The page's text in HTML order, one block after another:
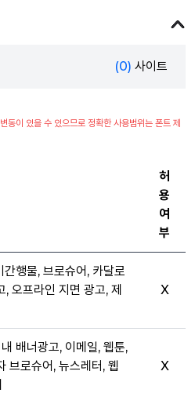
(0) 사이트
동이 있을 수 있으므로 정확한 사용범위는 폰트 제
허
용
여
부
행물, 브로슈어, 카달로
, 오프라인 지면 광고, 제
X
배너광고, 이메일, 웹툰,
브로슈어, 뉴스레터, 웹
X